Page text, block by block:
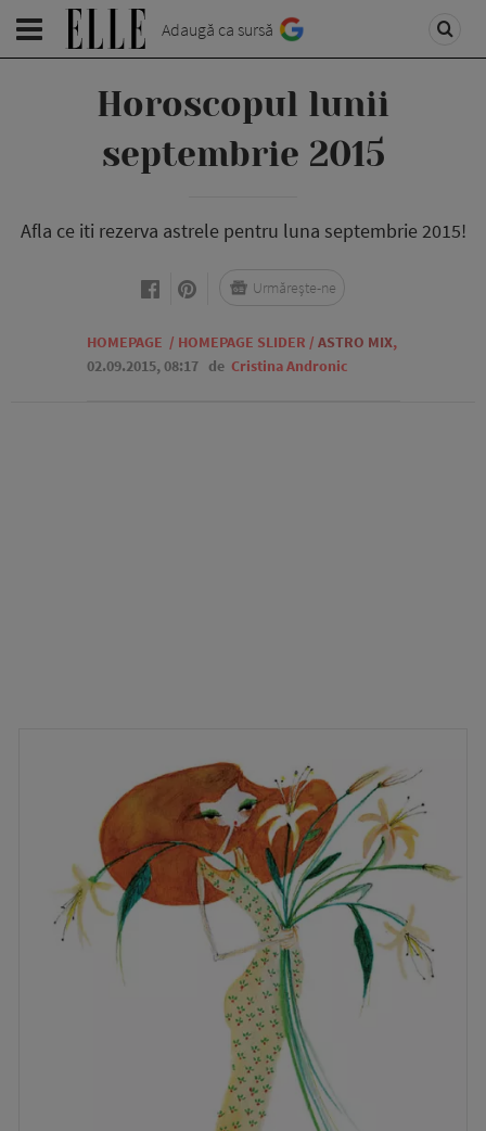
Adaugă ca sursă
Horoscopul lunii
septembrie 2015
Afla ce iti rezerva astrele pentru luna septembrie 2015!
HOMEPAGE / HOMEPAGE SLIDER / ASTRO MIX,
02.09.2015, 08:17 de Cristina Andronic
Urmărește-ne